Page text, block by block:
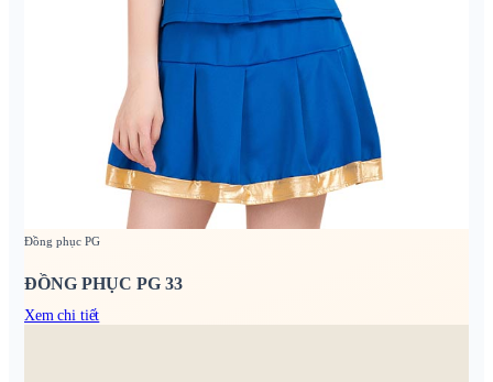
Đồng phục PG
ĐỒNG PHỤC PG 33
Xem chi tiết